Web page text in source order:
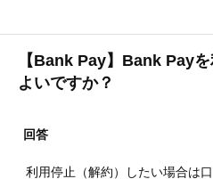
【Bank Pay】Bank Pay
よいですか？
回答
利用停止（解約）したい場合は